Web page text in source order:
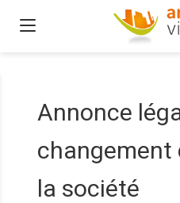
Annonce
changement
la société